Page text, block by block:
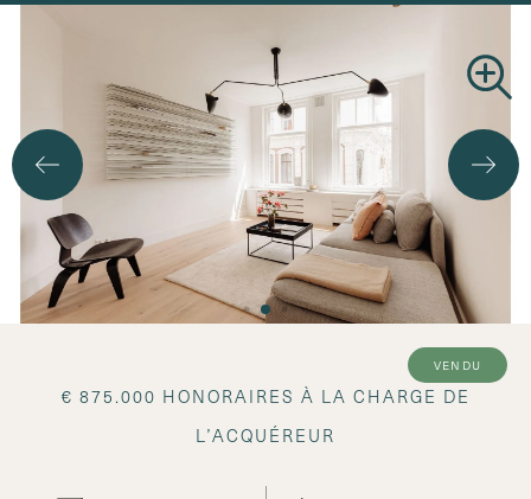
vendu
€ 875.000 HONORAIRES À LA CHARGE DE
L’ACQUÉREUR